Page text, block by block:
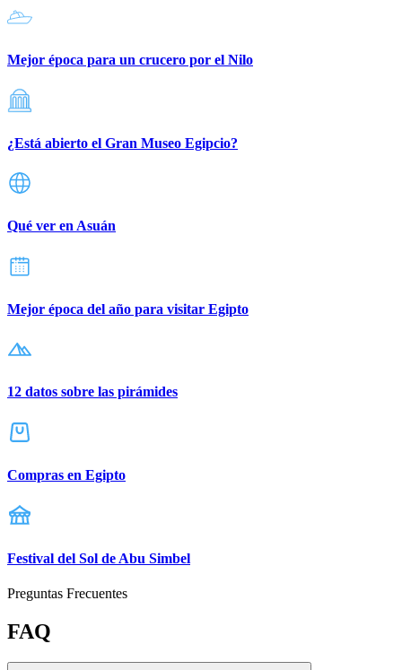
Mejor época para un crucero por el Nilo
¿Está abierto el Gran Museo Egipcio?
Qué ver en Asuán
Mejor época del año para visitar Egipto
12 datos sobre las pirámides
Compras en Egipto
Festival del Sol de Abu Simbel
Preguntas Frecuentes
FAQ